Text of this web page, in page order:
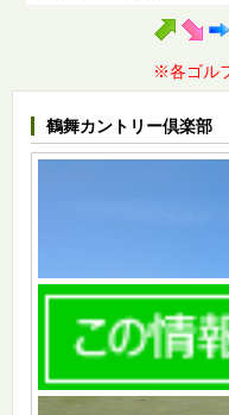
※各ゴル
鶴舞カントリー倶楽部